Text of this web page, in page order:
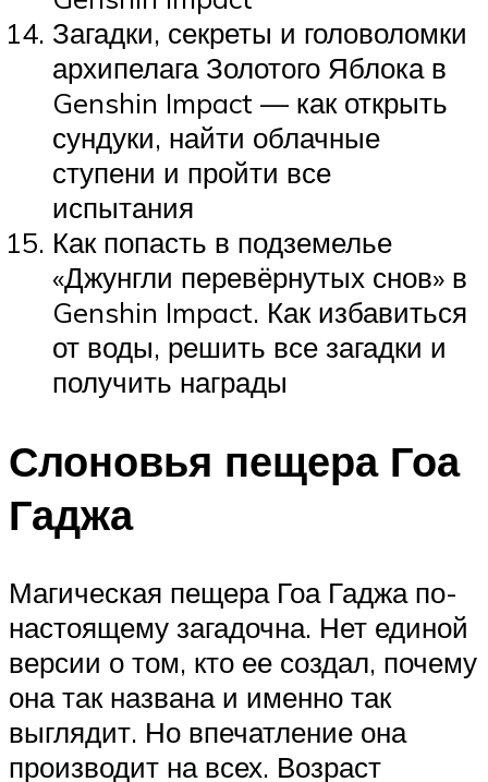
Загадки, секреты и головоломки
архипелага Золотого Яблока в
Genshin Impact — как открыть
сундуки, найти облачные
ступени и пройти все
испытания
Как попасть в подземелье
«Джунгли перевёрнутых снов» в
Genshin Impact. Как избавиться
от воды, решить все загадки и
получить награды
Слоновья пещера Гоа
Гаджа
Магическая пещера Гоа Гаджа по-
настоящему загадочна. Нет единой
версии о том, кто ее создал, почему
она так названа и именно так
выглядит. Но впечатление она
производит на всех. Возраст